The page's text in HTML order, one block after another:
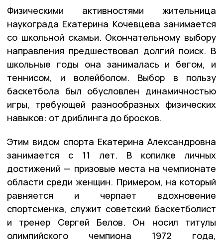
Физическими активностями жительница
наукограда Екатерина Кочевцева занимается
со школьной скамьи. Окончательному выбору
направления предшествовал долгий поиск. В
школьные годы она занималась и бегом, и
теннисом, и волейболом. Выбор в пользу
баскетбола был обусловлен динамичностью
игры, требующей разнообразных физических
навыков: от дриблинга до бросков.
Этим видом спорта Екатерина Александровна
занимается с 11 лет. В копилке личных
достижений — призовые места на чемпионате
области среди женщин. Примером, на который
равняется и черпает вдохновение
спортсменка, служит советский баскетболист
и тренер Сергей Белов. Он носил титулы
олимпийского чемпиона 1972 года,